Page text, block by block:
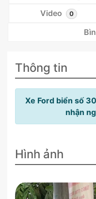
Video 0
Thông tin
Xe Ford biển số
nhận
Hình ảnh